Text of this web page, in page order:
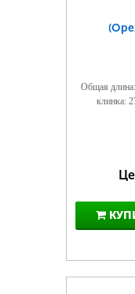
Общая
клинка: